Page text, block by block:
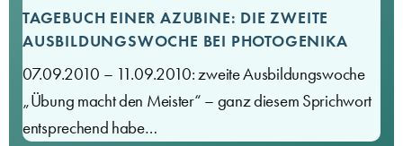
TAGEBUCH EINER AZUBINE: DIE ZWEITE
AUSBILDUNGSWOCHE BEI PHOTOGENIKA
07.09.2010 – 11.09.2010: zweite Ausbildungswoche
„Übung macht den Meister“ – ganz diesem Sprichwort
entsprechend habe…